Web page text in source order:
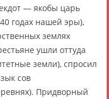
— якобы царь
годах нашей эры),
землях
ушли оттуда
земли), спросил
сов
Придворный